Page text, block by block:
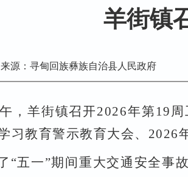
羊街镇
来源：寻甸回族彝族自治县人民政府
，羊街镇召开2026年第 19
习教育警示教育大会、 2026
“五一”期间重大交通安全事